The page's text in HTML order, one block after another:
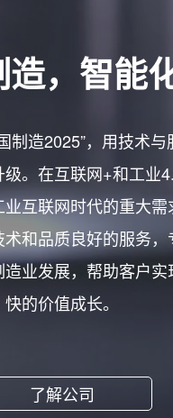
，智能
制造2025”，用技术
。在互联网+和工业
互联网时代的重大
和品质良好的服务，
业发展，帮助客户实
快的价值成长。
了解公司